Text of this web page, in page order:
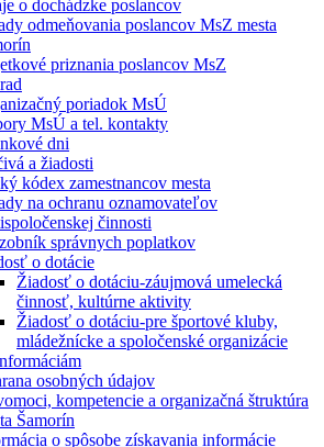
o dochádzke poslancov
odmeňovania poslancov MsZ mesta
priznania poslancov MsZ
poriadok MsÚ
MsÚ a tel. kontakty
dni
a žiadosti
kódex zamestnancov mesta
na ochranu oznamovateľov
činnosti
správnych poplatkov
o dotácie
Žiadosť o dotáciu-záujmová umelecká
činnosť, kultúrne aktivity
Žiadosť o dotáciu-pre športové kluby,
mládežnícke a spoločenské organizácie
osobných údajov
kompetencie a organizačná štruktúra
Šamorín
o spôsobe získavania informácie